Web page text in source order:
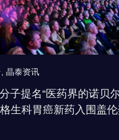
, 晶泰资讯
子提名“医药界的诺贝
生科胃癌新药入围盖